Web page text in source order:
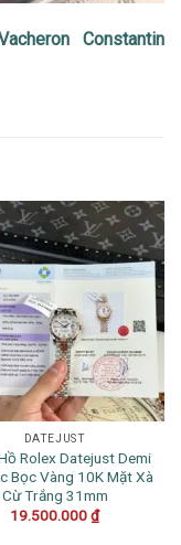
Constantin
DATEJUST
Rolex Datejust Demi
Bọc Vàng 10K Mặt Xà
Cừ Trắng 31mm
19.500.000₫